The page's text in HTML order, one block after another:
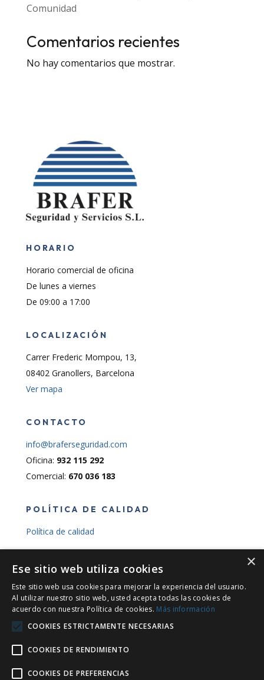
Comunidad
Comentarios recientes
No hay comentarios que mostrar.
HORARIO
Horario comercial de oficina
De lunes a viernes
De 09:00 a 17:00
LOCALIZACIÓN
Carrer Frederic Mompou, 13,
08402 Granollers, Barcelona
Ver mapa
CONTACTO
info@braferseguridad.com
Oficina: 932 115 292
Comercial: 670 036 183
POLÍTICA DE CALIDAD
Política de calidad
INFORMACIÓN LEGAL ×
Ese sitio web utiliza cookies
Este sitio web usa cookies para mejorar la experiencia del usuario.
Al utilizar nuestro sitio web, usted acepta todas las cookies de
acuerdo con nuestra Política de cookies. Más información
COOKIES ESTRICTAMENTE NECESARIAS
COOKIES DE RENDIMIENTO
COOKIES DE PREFERENCIAS